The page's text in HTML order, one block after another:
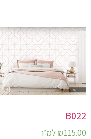
B022
₪115.00 למ״ר